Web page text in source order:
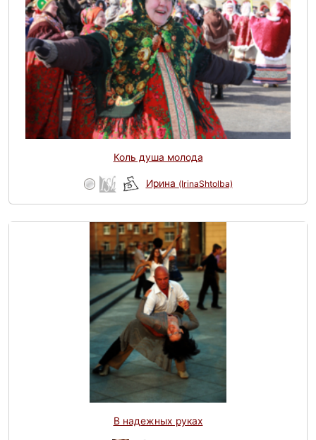
Коль душа молода
Ирина (IrinaShtolba)
В надежных руках